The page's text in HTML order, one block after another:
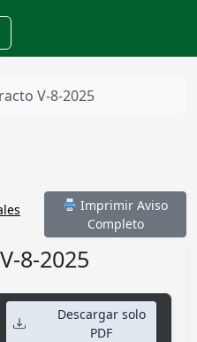
V-8-2025
Imprimir Aviso
Completo
8-2025
Descargar solo
PDF